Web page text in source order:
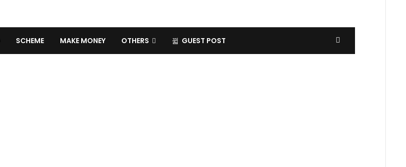
SCHEME MAKE MONEY OTHERS GUEST POST